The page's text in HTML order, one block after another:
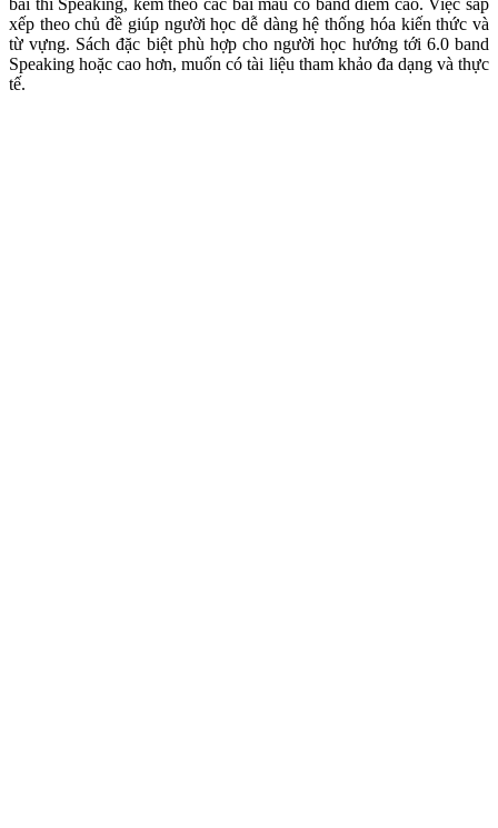
xếp theo chủ đề giúp người học dễ dàng hệ thống hóa kiến thức và
từ vựng. Sách đặc biệt phù hợp cho người học hướng tới 6.0 band
Speaking hoặc cao hơn, muốn có tài liệu tham khảo đa dạng và thực
tế.